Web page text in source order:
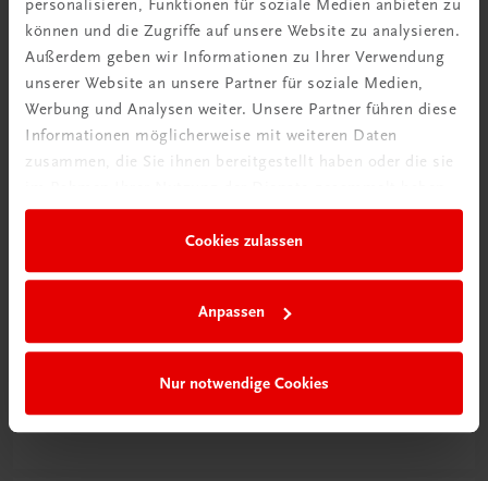
personalisieren, Funktionen für soziale Medien anbieten zu
können und die Zugriffe auf unsere Website zu analysieren.
Außerdem geben wir Informationen zu Ihrer Verwendung
unserer Website an unsere Partner für soziale Medien,
Werbung und Analysen weiter. Unsere Partner führen diese
Informationen möglicherweise mit weiteren Daten
zusammen, die Sie ihnen bereitgestellt haben oder die sie
Cookies zulassen
Anpassen
Nur notwendige Cookies
Ratgeber Schulpraxis